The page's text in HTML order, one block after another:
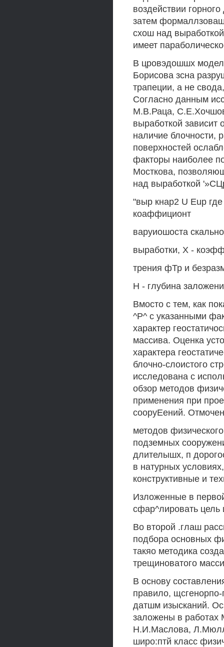
воздействии
затем
схош над
имеет
В цровэдошшх
Борисова зсна
трапеции, а не
Согласно данным
М.В.Раца,
выработкой зависит
наличие блочности,
поверхностей
факторы наиболее
Мосткова,
над выработкой
"выр кнар2 U Eup
коаффиционт
варуиошоста
выработки, X -
трения фТр и
Н - глубина
Вмосто с тем, как
^Р^ с указанными
характер
массива. Оценка
характера
блочно-слоистого
исследована с
обзор методов
применения при
сооруЕений.
методов
подземных
длителышх, п
в натурных
конструктивные и
Изложенные в
сфар^лировать цель
Во второй .глаш
подбора основных
такяо методика
трещиноватого
В основу
правило, щсгенорпо-
датшм изысканий.
заложены в работах
Н.И.Маслова,
широ:птй класс